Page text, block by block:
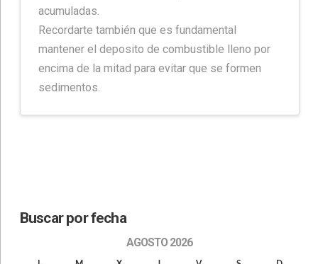
acumuladas.
Recordarte también que es fundamental
mantener el deposito de combustible lleno por
encima de la mitad para evitar que se formen
sedimentos.
Buscar por fecha
AGOSTO 2026